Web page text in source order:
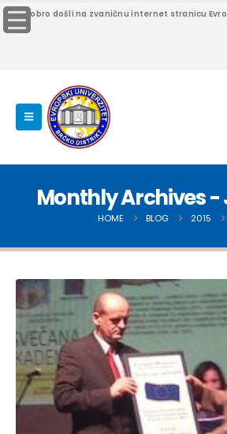
Dobro došli na zvaničnu internet stranicu
Monthly Archives -
HOME BLOG 2015